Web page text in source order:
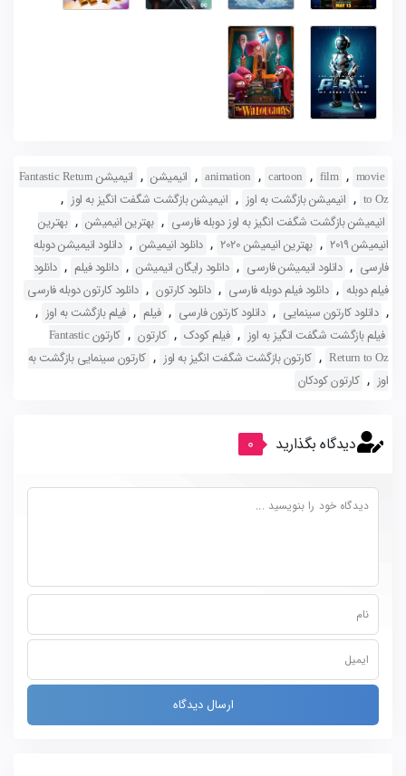
animation , cartoon , film , movie
, انیمیشن ,
انیمیشن Fantastic Return
to Oz
, انیمیشن بازگشت به اوز , انیمیشن بازگشت شگفت انگیز به اوز ,
انیمیشن بازگشت شگفت انگیز به اوز دوبله فارسی , بهترین انیمیشن , بهترین
انیمیشن 2019
, بهترین انیمیشن 2020 , دانلود انیمیشن , دانلود انیمیشن دوبله
فارسی , دانلود انیمیشن فارسی , دانلود رایگان انیمیشن , دانلود فیلم , دانلود
فیلم دوبله , دانلود فیلم دوبله فارسی , دانلود کارتون , دانلود کارتون دوبله فارسی
, دانلود کارتون سینمایی , دانلود کارتون فارسی , فیلم , فیلم بازگشت به اوز ,
فیلم بازگشت شگفت انگیز به اوز , فیلم کودک , کارتون ,
کارتون Fantastic
Return to Oz
, کارتون بازگشت شگفت انگیز به اوز , کارتون سینمایی بازگشت به
اوز , کارتون کودکان
دیدگاه بگذارید 0